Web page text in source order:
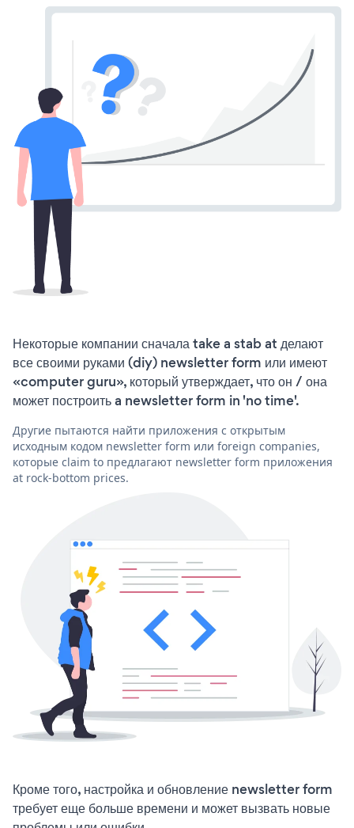
Некоторые компании сначала take a stab at делают
все своими руками (diy) newsletter form или имеют
«computer guru», который утверждает, что он / она
может построить a newsletter form in 'no time'.
Другие пытаются найти приложения с открытым
исходным кодом newsletter form или foreign companies,
которые claim to предлагают newsletter form приложения
at rock-bottom prices.
Кроме того, настройка и обновление newsletter form
требует еще больше времени и может вызвать новые